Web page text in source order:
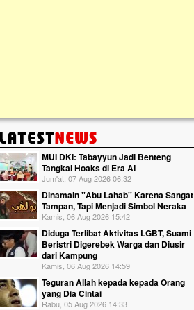
MUI DKI: Tabayyun Jadi Benteng
Tangkal Hoaks di Era AI
Jum'at, 07 Aug 2026 06:32
Dinamain ''Abu Lahab'' Karena Sangat
Tampan, Tapi Menjadi Simbol Neraka
Kamis, 06 Aug 2026 15:42
Diduga Terlibat Aktivitas LGBT, Suami
Beristri Digerebek Warga dan Diusir
dari Kampung
Kamis, 06 Aug 2026 14:59
Teguran Allah kepada kepada Orang
yang Dia Cintai
Rabu, 05 Aug 2026 14:33